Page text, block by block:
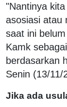
"Nantinya
asosiasi atau
saat ini
Kamk
berdasarkan
Senin (13/11/
Jika ada